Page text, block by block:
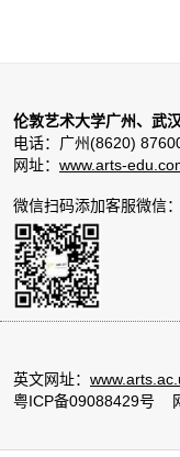
伦敦艺术大学广州、武
电话：广州(8620)
网址： www.arts-
微信扫码添加客服微信：
英文网址：
粤ICP备09088429号